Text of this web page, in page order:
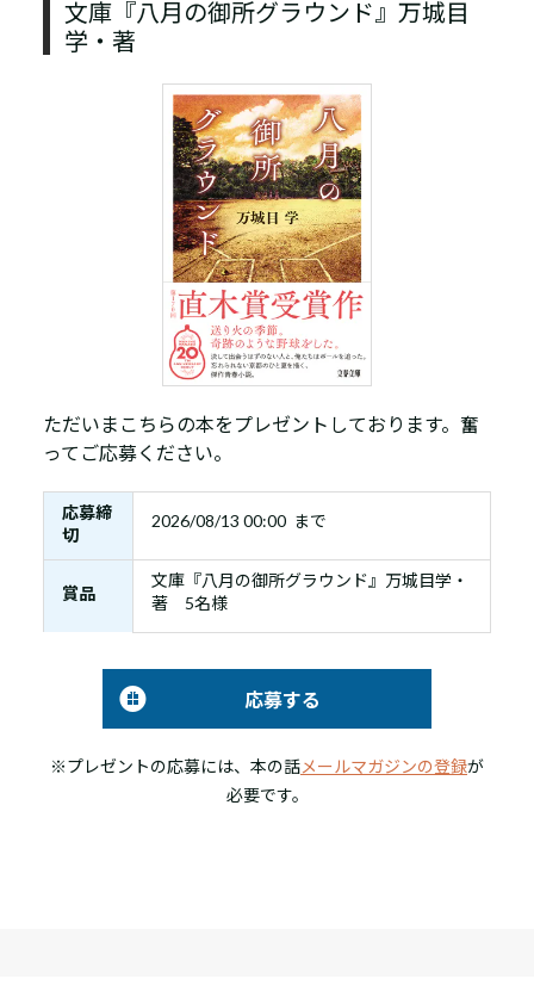
文庫『八月の御所グラウンド』万城目
学・著
ただいまこちらの本をプレゼントしております。奮
ってご応募ください。
応募締
切
2026/08/13 00:00 まで
賞品
文庫『八月の御所グラウンド』万城目学・
著 5名様
応募する
※プレゼントの応募には、本の話メールマガジンの登録が
必要です。